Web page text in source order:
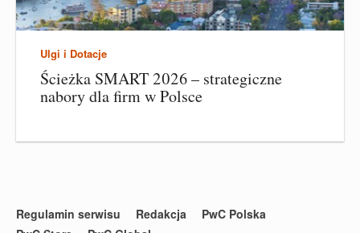
Ulgi i Dotacje
Ścieżka SMART 2026 – strategiczne
nabory dla firm w Polsce
Regulamin serwisu Redakcja
PwC Polska